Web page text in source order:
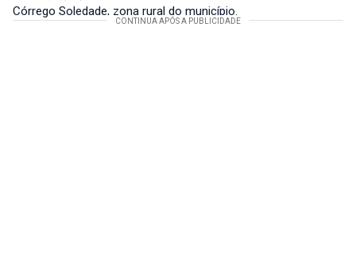
Córrego Soledade, zona rural do município.